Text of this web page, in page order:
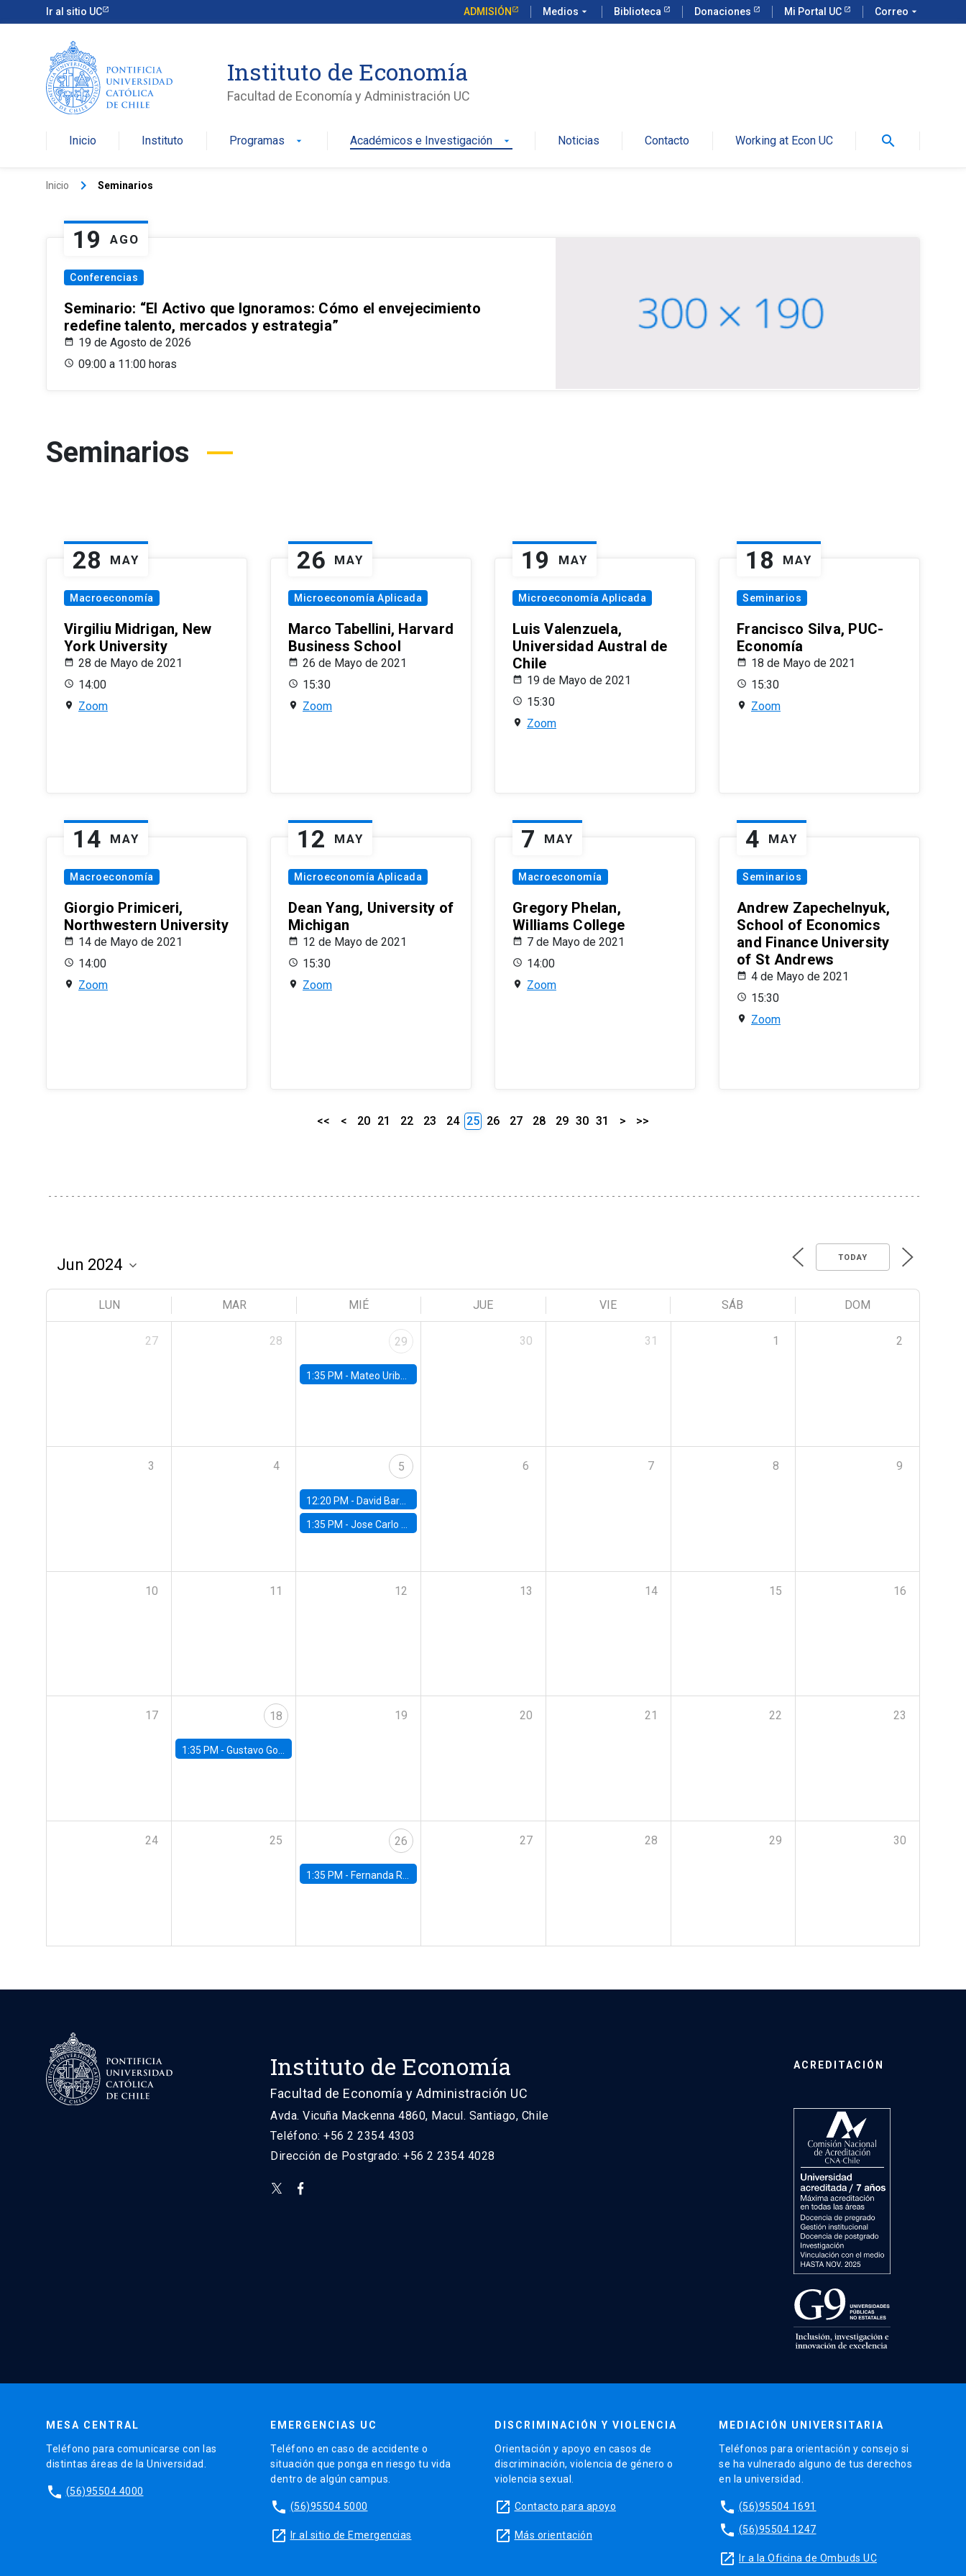
Ir al sitio UC ADMISIÓN Medios arrow_drop_down Biblioteca Donaciones Mi Portal UC Correo arrow_drop_down
Instituto de Economía
Facultad de Economía y Administración UC
Inicio Instituto Programas arrow_drop_down Académicos e Investigación arrow_drop_down Noticias Contacto Working at Econ UC search
Inicio keyboard_arrow_right Seminarios
19 AGO
Conferencias
Seminario: “El Activo que Ignoramos: Cómo el envejecimiento
redefine talento, mercados y estrategia”
19 de Agosto de 2026
09:00 a 11:00 horas
Seminarios
28 MAY
Macroeconomía
Virgiliu Midrigan, New
York University
28 de Mayo de 2021
14:00
Zoom
26 MAY
Microeconomía Aplicada
Marco Tabellini, Harvard
Business School
26 de Mayo de 2021
15:30
Zoom
19 MAY
Microeconomía Aplicada
Luis Valenzuela,
Universidad Austral de
Chile
19 de Mayo de 2021
15:30
Zoom
18 MAY
Seminarios
Francisco Silva, PUC-
Economía
18 de Mayo de 2021
15:30
Zoom
14 MAY
Macroeconomía
Giorgio Primiceri,
Northwestern University
14 de Mayo de 2021
14:00
Zoom
12 MAY
Microeconomía Aplicada
Dean Yang, University of
Michigan
12 de Mayo de 2021
15:30
Zoom
7 MAY
Macroeconomía
Gregory Phelan,
Williams College
7 de Mayo de 2021
14:00
Zoom
4 MAY
Seminarios
Andrew Zapechelnyuk,
School of Economics
and Finance University
of St Andrews
4 de Mayo de 2021
15:30
Zoom
<< < 20 21 22 23 24 25 26 27 28 29 30 31 > >>
TODAY
LUN MAR MIÉ JUE VIE SÁB DOM
27 28 29
1:35 PM - Mateo Uribe-Castro, Universidad de los Andes (Colombia)
30 31 1 2
3 4 5
12:20 PM - David Bardey, Universidad de los Andes - CEDE
1:35 PM -Jose Carlo Bermudez, UC (ME) & World Bank
6 7 8 9
10 11 12 13 14 15 16
17 18
1:35 PM - Gustavo González, Banco Central de Chile
19 20 21 22 23
24 25 26
1:35 PM - Fernanda Rojas Ampuero, University of Wisconsin-Madison
27 28 29 30
Instituto de Economía
Facultad de Economía y Administración UC
Avda. Vicuña Mackenna 4860, Macul. Santiago, Chile
Teléfono: +56 2 2354 4303
Dirección de Postgrado: +56 2 2354 4028
ACREDITACIÓN
MESA CENTRAL
Teléfono para comunicarse con las
distintas áreas de la Universidad.
phone (56)95504 4000
EMERGENCIAS UC
Teléfono en caso de accidente o
situación que ponga en riesgo tu vida
dentro de algún campus.
phone (56)95504 5000
launch Ir al sitio de Emergencias
DISCRIMINACIÓN Y VIOLENCIA
Orientación y apoyo en casos de
discriminación, violencia de género o
violencia sexual.
launch Contacto para apoyo
launch Más orientación
MEDIACIÓN UNIVERSITARIA
Teléfonos para orientación y consejo si
se ha vulnerado alguno de tus derechos
en la universidad.
phone (56)95504 1691
phone (56)95504 1247
launch Ir a la Oficina de Ombuds UC